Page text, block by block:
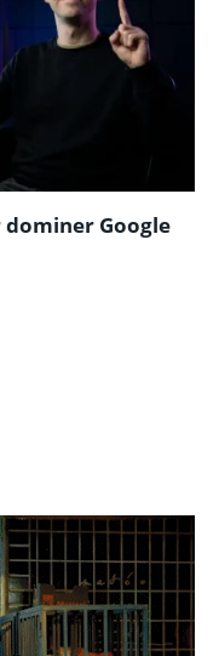
dominer Google